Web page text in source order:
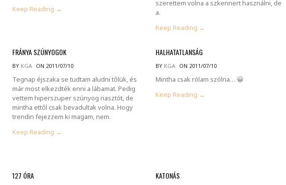
Keep Reading →
szerettem volna a szkennert használni, de
a.
Keep Reading →
FRÁNYA SZÚNYOGOK
BY KGA ON 2011/07/10
Tegnap éjszaka se tudtam aludni tőlük, és
már most elkezdték enni a lábamat. Pedig
vettem hiperszuper szúnyog riasztót, de
mintha ettől csak bevadultak volna. Hogy
trendin fejezzem ki magam, nem.
Keep Reading →
HALHATATLANSÁG
BY KGA ON 2011/07/10
Mintha csak rólam szólna… 😀
Keep Reading →
127 ÓRA KATONÁS